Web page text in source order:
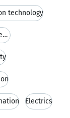
technology
Eletrical, measurement, control and regulation technology
Electrics